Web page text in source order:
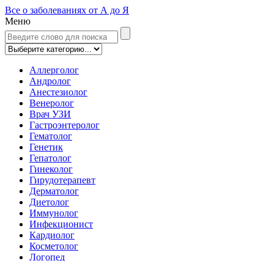
Все о заболеваниях от А до Я
Меню
Аллерголог
Андролог
Анестезиолог
Венеролог
Врач УЗИ
Гастроэнтеролог
Гематолог
Генетик
Гепатолог
Гинеколог
Гирудотерапевт
Дерматолог
Диетолог
Иммунолог
Инфекционист
Кардиолог
Косметолог
Логопед